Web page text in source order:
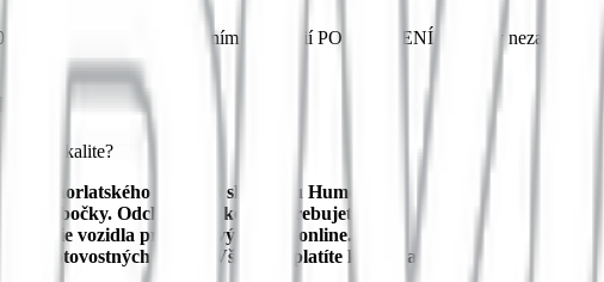
Pred vyhotovením fotografií PO VRÁTENÍ dodávky
tejto lokalite?
Vihorlatského múzea a skanzenu Humenné.
pobočky. Odchádzate, kedy potrebujete.
vozidla prebieha výhradne online.
hotovostných kaucií. Všetko zaplatíte kartou a idete.